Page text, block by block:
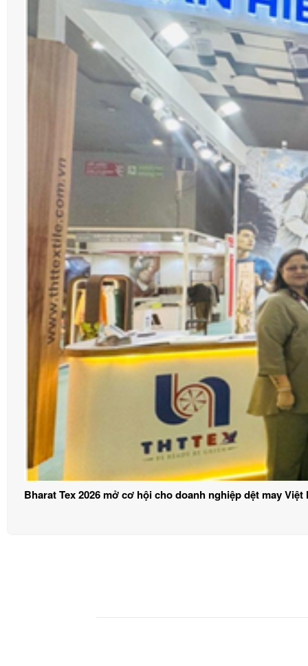
Bharat Tex 2026 mở cơ hội cho doanh nghiệp dệt may Việt